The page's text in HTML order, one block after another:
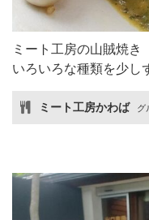
ミート工房の山賊焼
いろいろな種類を少し
ミート工房かわば グ